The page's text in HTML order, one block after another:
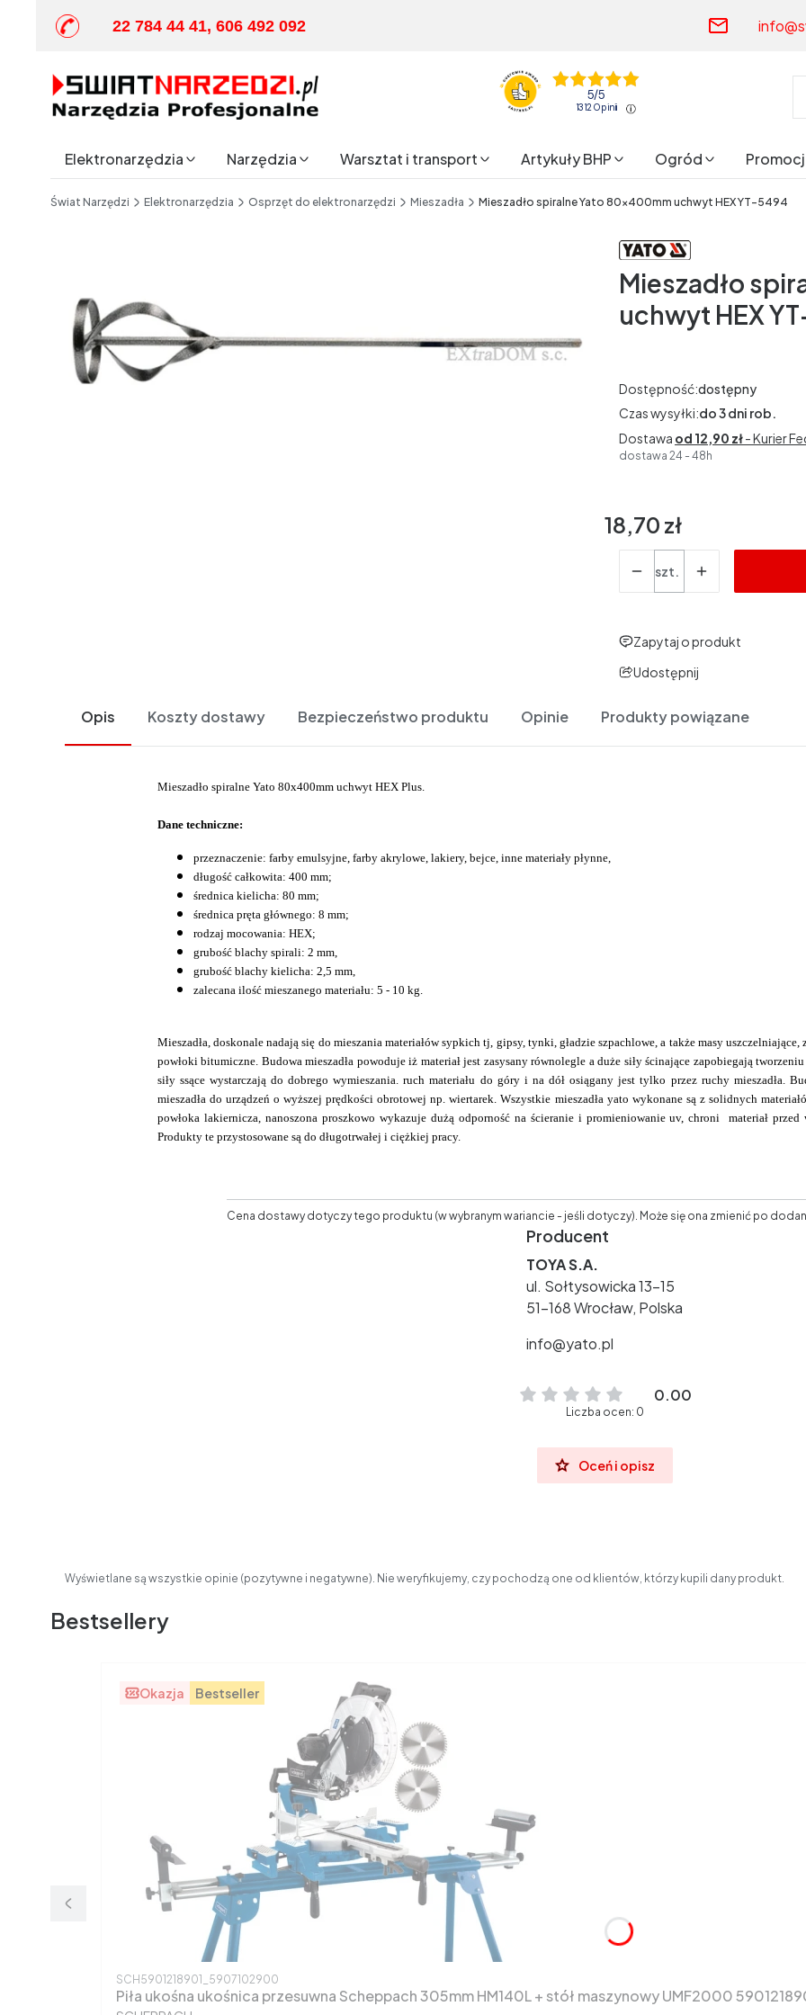
22 784 44 41, 606 492 092
5/5
1312 opinii
Elektronarzędzia Narzędzia Warsztat i transport Artykuły BHP Ogród
Świat Narzędzi Elektronarzędzia Osprzęt do elektronarzędzi Mieszadła Mieszadło spiralne Yato 80x400mm uchwyt HEX YT-5494
Mieszadło
uchwyt HEX
Dostępność:dostępny
Czas wysyłki:do 3 dni rob.
Dostawa od 12,90 zł- Kurier
dostawa 24 - 48h
Cena
18,70 zł
szt.
Zapytaj o produkt
Udostępnij
Opis Koszty dostawy Bezpieczeństwo produktu Opinie Produkty powiązane
Mieszadło spiralne Yato 80x400mm uchwyt HEX Plus.
Dane techniczne:
przeznaczenie: farby emulsyjne, farby akrylowe, lakiery, bejce, inne materiały płynne,
długość całkowita: 400 mm;
średnica kielicha: 80 mm;
średnica pręta głównego: 8 mm;
rodzaj mocowania: HEX;
grubość blachy spirali: 2 mm,
grubość blachy kielicha: 2,5 mm,
zalecana ilość mieszanego materiału: 5 - 10 kg.
Mieszadła, doskonale nadają się do mieszania materiałów sypkich tj, gipsy, tynki, gładzie szpachlowe, a także masy
powłoki bitumiczne. Budowa mieszadła powoduje iż materiał jest zasysany równolegle a duże siły ścinające zapobiegają
siły ssące wystarczają do dobrego wymieszania. ruch materiału do góry i na dół osiągany jest tylko przez ruchy mieszadła.
mieszadła do urządzeń o wyższej prędkości obrotowej np. wiertarek. Wszystkie mieszadła yato wykonane są z solidnych
powłoka lakiernicza, nanoszona proszkowo wykazuje dużą odporność na ścieranie i promieniowanie uv, chroni materiał
Produkty te przystosowane są do długotrwałej i ciężkiej pracy.
Cena dostawy dotyczy tego produktu (w wybranym wariancie - jeśli dotyczy). Może się ona zmienić po
Producent
TOYA S.A.
ul. Sołtysowicka 13-15
51-168 Wrocław, Polska
info@yato.pl
0.00
Liczba ocen: 0
Oceń i opisz
Wyświetlane są wszystkie opinie (pozytywne i negatywne). Nie weryfikujemy, czy pochodzą one od klientów, którzy kupili dany produkt.
Bestsellery
Okazja Bestseller
Kod produktu
SCH5901218901_5907102900
Piła ukośna ukośnica przesuwna Scheppach 305mm HM140L + stół maszynowy UMF2000